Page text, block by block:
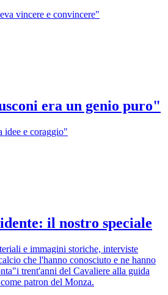
vincere e convincere"
era un genio puro"
idee e coraggio"
il nostro speciale
e immagini storiche, interviste
che l'hanno conosciuto e ne hanno
trent'anni del Cavaliere alla guida
patron del Monza.